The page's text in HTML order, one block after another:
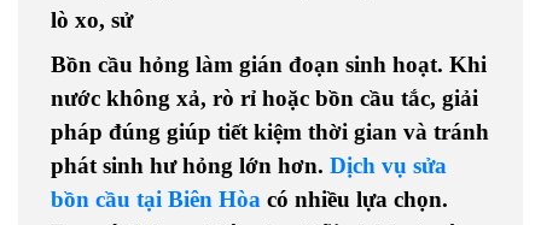
lò xo, sử
Bồn cầu hỏng làm gián đoạn sinh hoạt. Khi
nước không xả, rò rỉ hoặc bồn cầu tắc, giải
pháp đúng giúp tiết kiệm thời gian và tránh
phát sinh hư hỏng lớn hơn. Dịch vụ sửa
bồn cầu tại Biên Hòa có nhiều lựa chọn.